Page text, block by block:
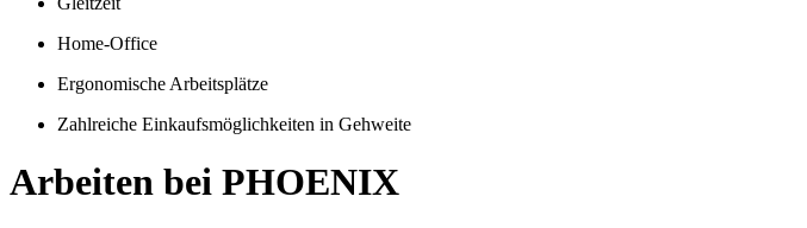
Home-Office
Ergonomische Arbeitsplätze
Zahlreiche Einkaufsmöglichkeiten in Gehweite
Arbeiten bei PHOENIX